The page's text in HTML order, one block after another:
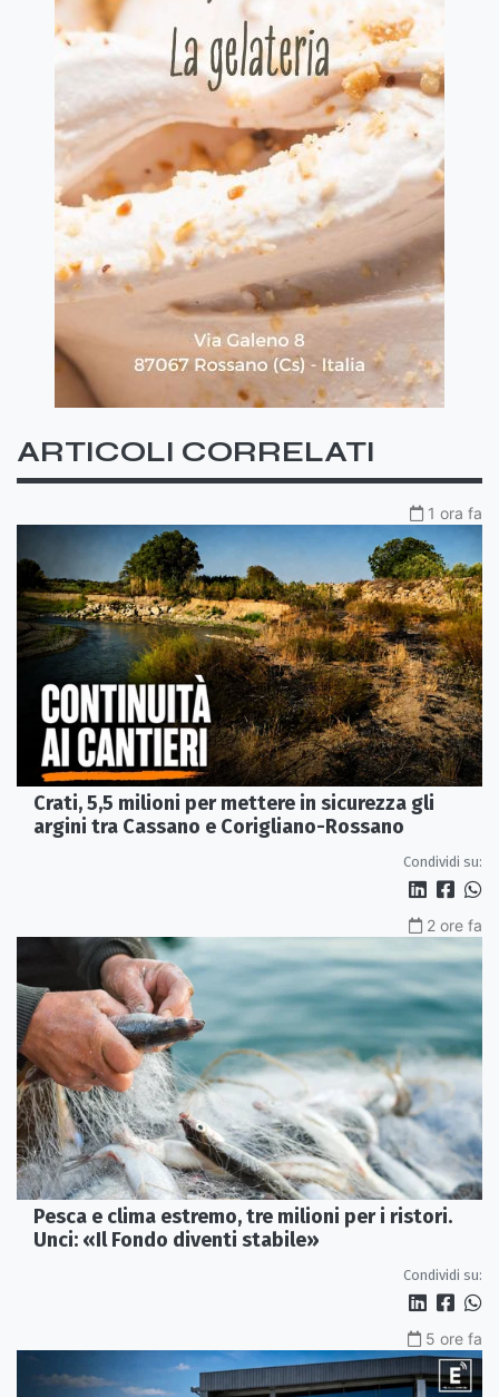
ARTICOLI CORRELATI
1 ora fa
Crati, 5,5 milioni per mettere in sicurezza gli
argini tra Cassano e Corigliano-Rossano
Condividi su:
2 ore fa
Pesca e clima estremo, tre milioni per i ristori.
Unci: «Il Fondo diventi stabile»
Condividi su:
5 ore fa